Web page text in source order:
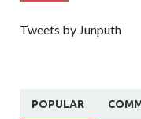
Tweets by Junputh
POPULAR